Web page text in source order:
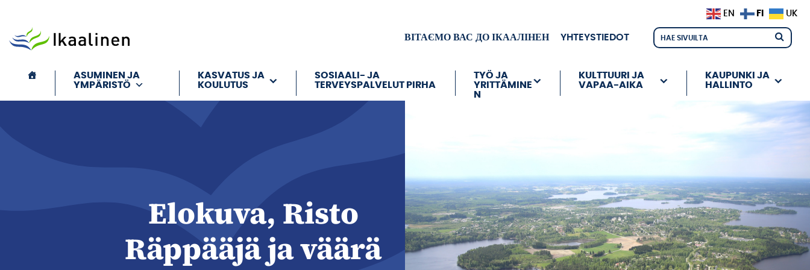
ВІТАЄМО ВАС ДО ІКААЛІНЕН YHTEYSTIEDOT
ASUMINEN JA
YMPÄRISTÖ
KASVATUS JA
KOULUTUS
SOSIAALI- JA
TERVEYSPALVELUT PIRHA
TYÖ JA
YRITTÄMINE
N
KULTTUURI JA
VAPAA-AIKA
KAUPUNKI JA
HALLINTO
Elokuva, Risto
Räppääjä ja väärä
EN FI UK